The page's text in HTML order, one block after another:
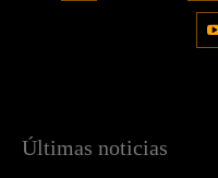
Últimas noticias